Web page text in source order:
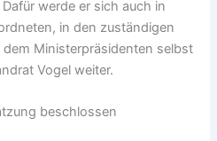
werde er sich auch in
in den zuständigen
Ministerpräsidenten selbst
Vogel weiter.
beschlossen